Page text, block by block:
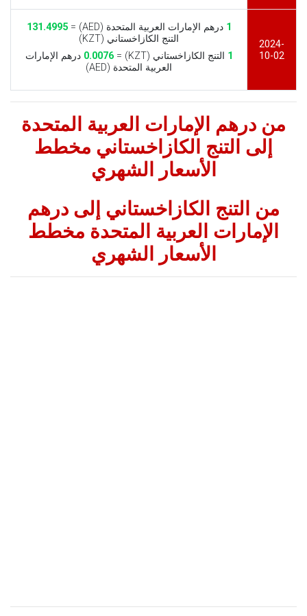
2024-
10-02
1 درهم الإمارات العربية المتحدة (AED) =
131.4995
التنج الكازاخستاني (KZT)
1 التنج الكازاخستاني (KZT) = 0.0076 درهم الإمارات
العربية المتحدة (AED)
من درهم الإمارات العربية المتحدة
إلى التنج الكازاخستاني مخطط
الأسعار الشهري
من التنج الكازاخستاني إلى درهم
الإمارات العربية المتحدة مخطط
الأسعار الشهري